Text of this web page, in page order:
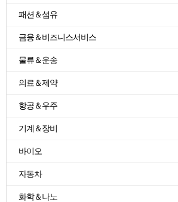
패션＆섬유
금융＆비즈니스서비스
물류＆운송
의료＆제약
항공＆우주
기계＆장비
바이오
자동차
화학＆나노